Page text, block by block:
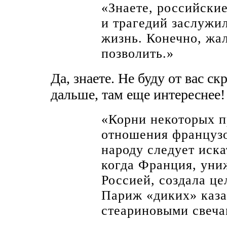
«Знаете,
и трагедий
жизнь. Конечно,
позволить.»
Да, знаете. Не буду от вас
дальше, там еще интереснее!
«Корни некоторых
отношения
народу следует
когда Франция,
Россией, создала
Париж «диких»
стеариновыми